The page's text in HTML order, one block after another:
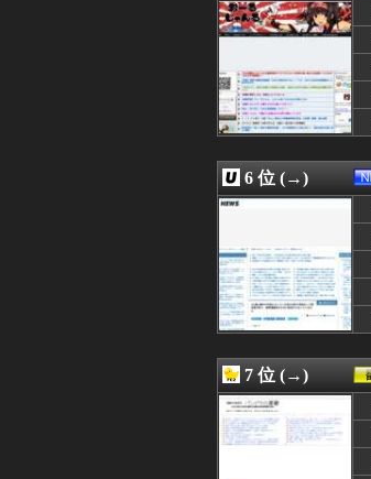
08/07 04:05
08/07 04:03
08/07 04:03
08/07 04:02
08/07 04:01
08/07 04:00
08/07 04:00
08/07 04:00
08/07 04:00
08/07 04:00
08/07 04:00
08/07 04:00
08/07 03:57
08/07 03:55
08/07 03:50
08/07 03:50
08/07 03:41
08/07 03:39
08/07 03:39
6 位 (→)
7 位 (→)